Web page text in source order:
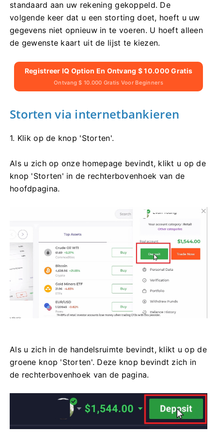
standaard aan uw rekening gekoppeld. De
volgende keer dat u een storting doet, hoeft u uw
gegevens niet opnieuw in te voeren. U hoeft alleen
de gewenste kaart uit de lijst te kiezen.
Registreer IQ Option En Ontvang $ 10.000 Gratis
Ontvang $ 10.000 Gratis Voor Beginners
Storten via internetbankieren
1. Klik op de knop 'Storten'.
Als u zich op onze homepage bevindt, klikt u op de
knop 'Storten' in de rechterbovenhoek van de
hoofdpagina.
Als u zich in de handelsruimte bevindt, klikt u op de
groene knop 'Storten'. Deze knop bevindt zich in
de rechterbovenhoek van de pagina.